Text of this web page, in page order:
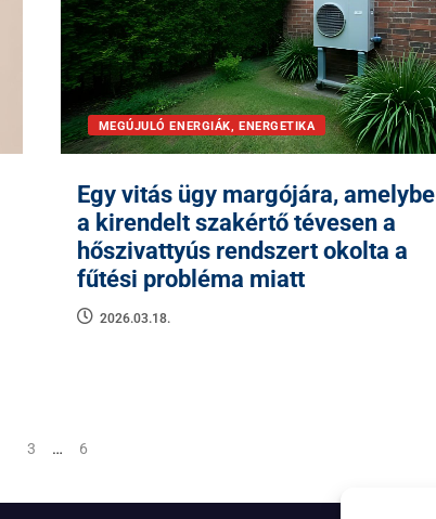
MEGÚJULÓ ENERGIÁK, ENERGETIKA
Egy vitás ügy margójára,
a kirendelt szakértő tévesen a
hőszivattyús rendszert okolta a
fűtési probléma miatt
2026.03.18.
3 … 6